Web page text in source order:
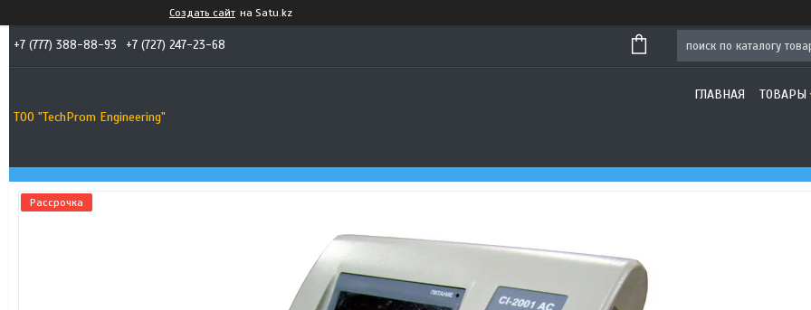
Создать сайт на Satu.kz
+7 (777) 388-88-93 +7 (727) 247-23-68
ТОО "TechProm Engineering"
ГЛАВНАЯ ТОВАРЫ
Рассрочка